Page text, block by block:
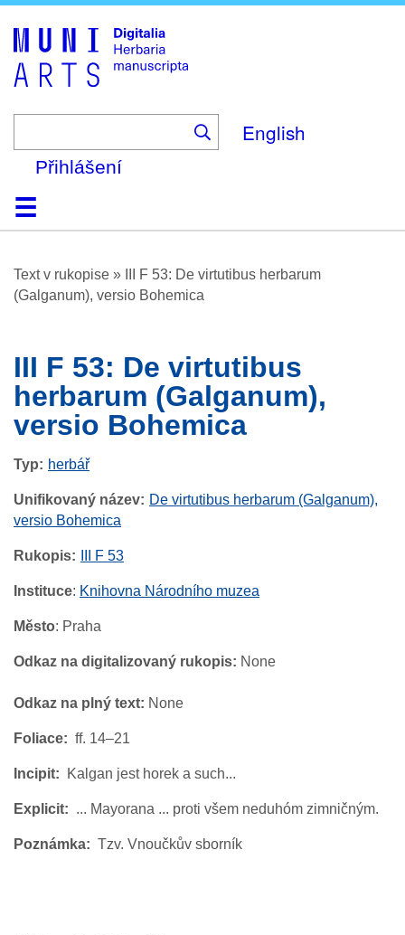
English
Přihlášení
DomůProhlížení
O platformě
Nápověda
KontaktDigitalia
Text v rukopise »
III F 53: De virtutibus herbarum
(Galganum), versio Bohemica
III F 53: De virtutibus
herbarum (Galganum),
versio Bohemica
Typ herbář
Unifikovaný název
De virtutibus herbarum (Galganum),
versio Bohemica
Rukopis III F 53
Instituce: Knihovna Národního muzea
Město: Praha
Odkaz na digitalizovaný rukopis: None
Odkaz na plný text: None
Foliace ff. 14–21
Incipit Kalgan jest horek a such...
Explicit ... Mayorana ... proti všem neduhóm zimničným.
Poznámka Tzv. Vnoučkův sborník